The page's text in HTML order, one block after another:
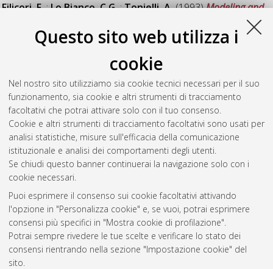
Questo sito web utilizza i
cookie
Nel nostro sito utilizziamo sia cookie tecnici necessari per il suo
funzionamento, sia cookie e altri strumenti di tracciamento
facoltativi che potrai attivare solo con il tuo consenso.
Cookie e altri strumenti di tracciamento facoltativi sono usati per
analisi statistiche, misure sull'efficacia della comunicazione
istituzionale e analisi dei comportamenti degli utenti.
Se chiudi questo banner continuerai la navigazione solo con i
cookie necessari.
Puoi esprimere il consenso sui cookie facoltativi attivando
l'opzione in "Personalizza cookie" e, se vuoi, potrai esprimere
consensi più specifici in "Mostra cookie di profilazione".
Potrai sempre rivedere le tue scelte e verificare lo stato dei
consensi rientrando nella sezione "Impostazione cookie" del
sito.
Filicori, F.;Lo Bianco, C.G.;Tonielli, A.(1993)Modeling and
control strategies for a variable reluctance direct-drive motor.
IEEE Transactions on Industrial Electronics, 40 (1). pp. 105-
115. ISSN 0278-0046
(1993)A computationally efficient
unified approach to the numerical analysis of the sensitivity
and noise of semiconductor devices.IEEE Transactions on
Computer-Aided Design of Integrated Circuits and Systems, 12
(3). pp. 425-438. ISSN 0278-0070
Questa lista e' stata generata ilThu Aug 6 20:30:37 2026
CEST
Atom
Rss
AMS Acta
ISSN: 2038-7954
re3data.org -
doi.org/10.17616/R3P19R
Servizio implementato e